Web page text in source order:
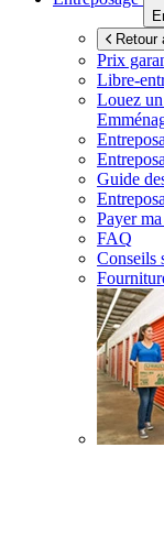
Retour
Prix
Libre-
Louez
Guide
Payer
FAQ
Conseils